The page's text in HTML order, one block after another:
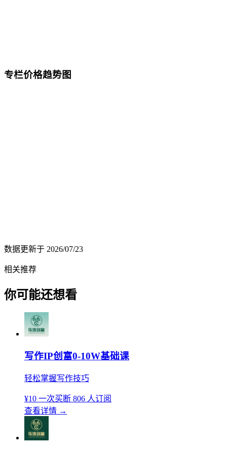
专栏价格趋势图
数据更新于 2026/07/23
相关推荐
你可能还想看
写作IP创富0-10W基础课
轻松掌握写作技巧
¥10 一次买断 806 人订阅
查看详情 →